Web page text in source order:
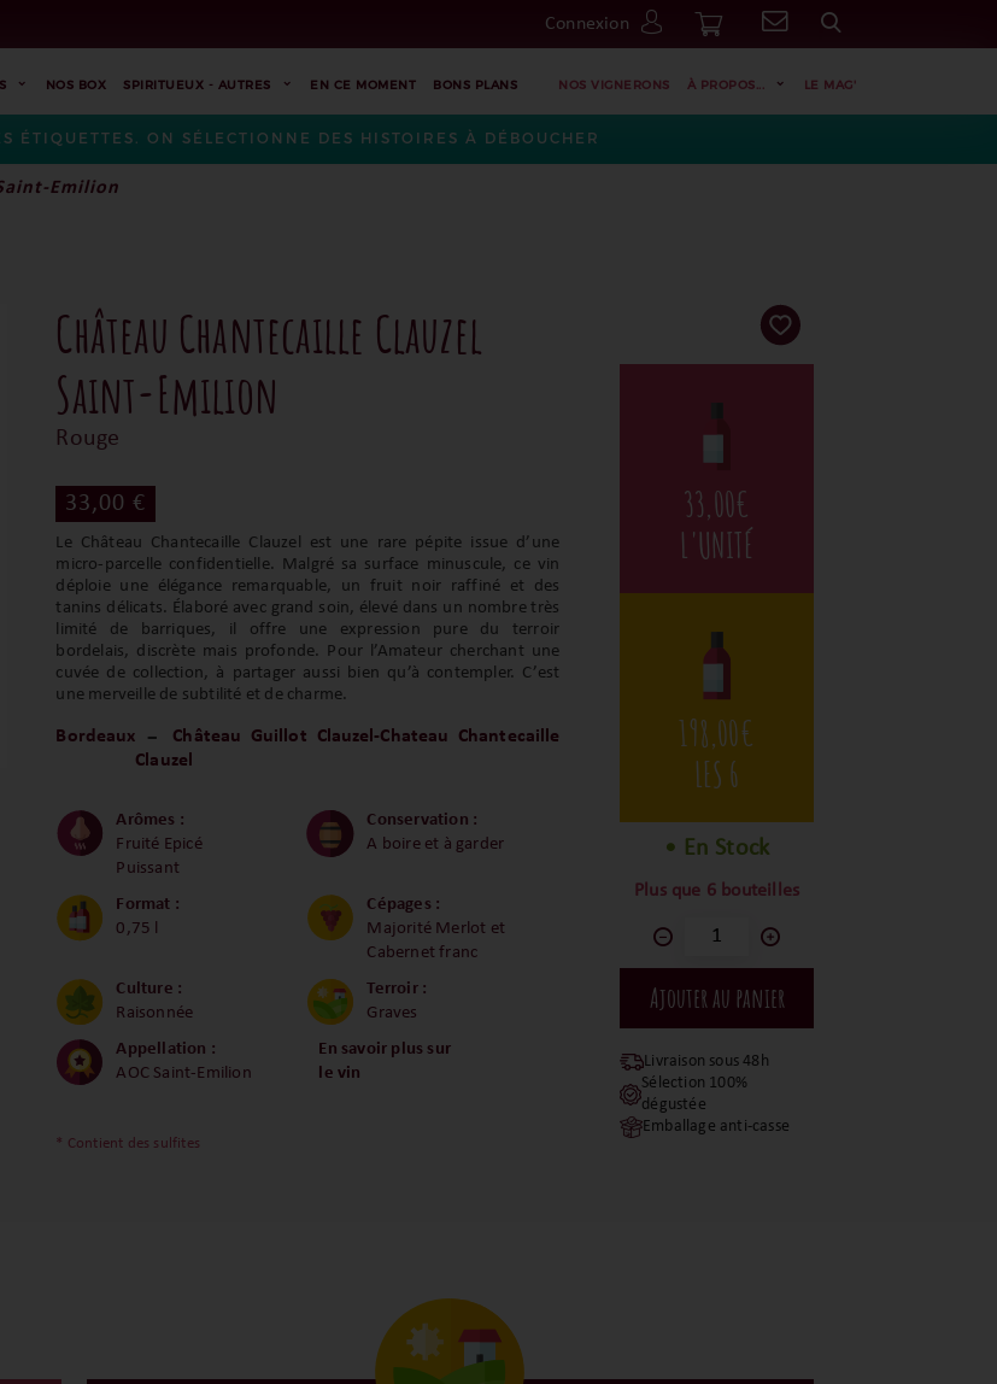
Connexion
Go
NOS BOX SPIRITUEUX - AUTRES EN CE MOMENT BONS PLANS NOS VIGNERONS À PROPOS... LE MAG'
ÉTIQUETTES. ON SÉLECTIONNE DES HISTOIRES À DÉBOUCHER
Emilion
Château Chantecaille Clauzel
Saint-Emilion
Rouge
33,00 €
Le Château Chantecaille Clauzel est une rare pépite issue d’une
micro-parcelle confidentielle. Malgré sa surface minuscule, ce vin
déploie une élégance remarquable, un fruit noir raffiné et des
tanins délicats. Élaboré avec grand soin, élevé dans un nombre très
limité de barriques, il offre une expression pure du terroir
bordelais, discrète mais profonde. Pour l’Amateur cherchant une
cuvée de collection, à partager aussi bien qu’à contempler. C’est
une merveille de subtilité et de charme.
Bordeaux
Château Guillot Clauzel-Chateau Chantecaille
Clauzel
Arômes :
Fruité Epicé
Puissant
Conservation :
A boire et à garder
Format :
0,75 l
Cépages :
Majorité Merlot et
Cabernet franc
Culture :
Raisonnée
Terroir :
Graves
Appellation :
AOC Saint-Emilion
En savoir plus sur
le vin
* Contient des sulfites
33,00€
L'UNITÉ
198,00€
LES 6
• En Stock
Plus que 6 bouteilles
Livraison sous 48h
Sélection 100%
dégustée
Emballage anti-casse